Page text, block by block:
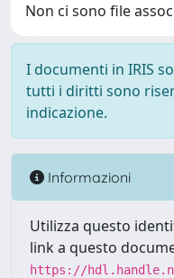
Non ci sono file
I documenti in IRIS
tutti i diritti sono
indicazione.
Informazioni
Utilizza questo
link a questo
https://